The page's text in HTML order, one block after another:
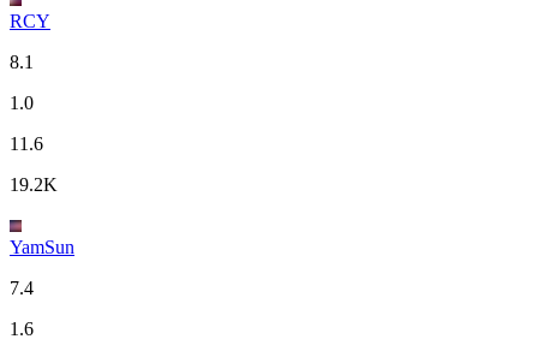
RCY
8.1
1.0
11.6
19.2K
YamSun
7.4
1.6